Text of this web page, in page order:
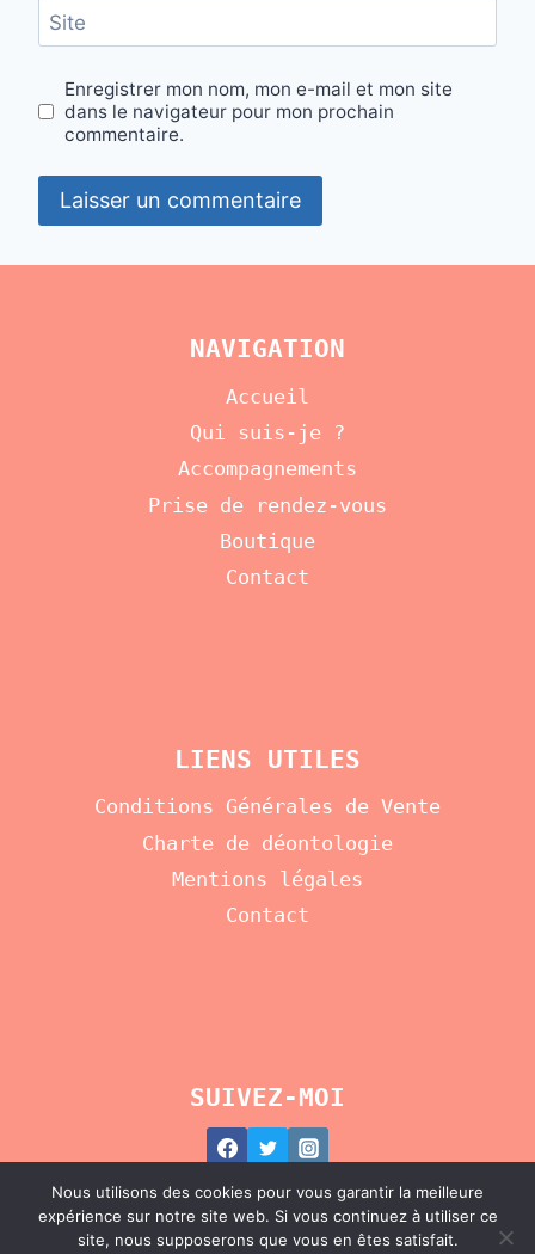
Site
Enregistrer mon nom, mon e-mail et mon site
dans le navigateur pour mon prochain
commentaire.
NAVIGATION
Accueil
Qui suis-je ?
Accompagnements
Prise de rendez-vous
Boutique
Contact
LIENS UTILES
Conditions Générales de Vente
Charte de déontologie
Mentions légales
Contact
SUIVEZ-MOI
Nous utilisons des cookies pour vous garantir la meilleure
expérience sur notre site web. Si vous continuez à utiliser ce
site, nous supposerons que vous en êtes satisfait.